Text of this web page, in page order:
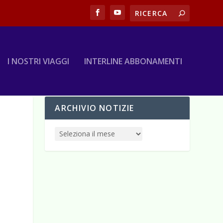
I NOSTRI VIAGGI INTERLINE ABBONAMENTI
ARCHIVIO NOTIZIE